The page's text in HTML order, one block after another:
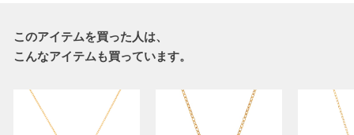
このアイテムを買った人は、
こんなアイテムも買っています。